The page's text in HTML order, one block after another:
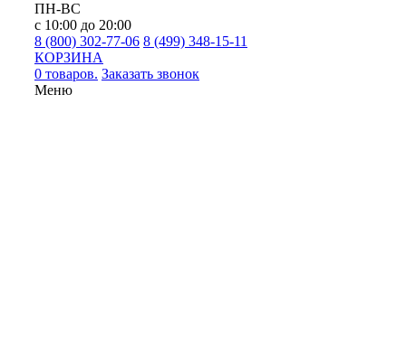
ПН-ВС
с 10:00 до 20:00
8 (800) 302-77-06 8 (499) 348-15-11
КОРЗИНА
0 товаров. Заказать звонок
Меню